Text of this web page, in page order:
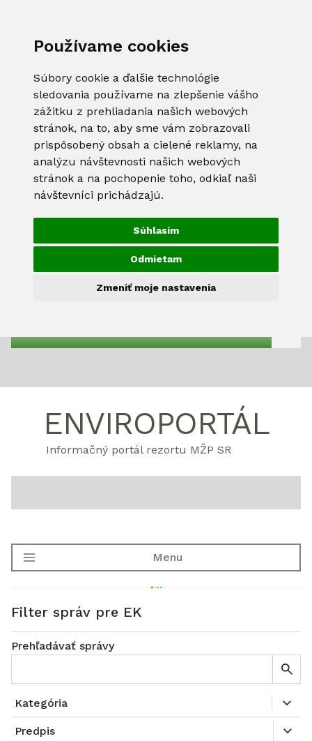
Používame cookies
Súbory cookie a ďalšie technológie
sledovania používame na zlepšenie vášho
zážitku z prehliadania našich webových
stránok, na to, aby sme vám zobrazovali
prispôsobený obsah a cielené reklamy, na
analýzu návštevnosti našich webových
stránok a na pochopenie toho, odkiaľ naši
návštevníci prichádzajú.
Súhlasím
Odmietam
Zmeniť moje nastavenia
ENVIROPORTÁL
Informačný portál rezortu MŽP SR
Menu
Filter správ pre EK
Prehľadávať správy
Kategória
Predpis